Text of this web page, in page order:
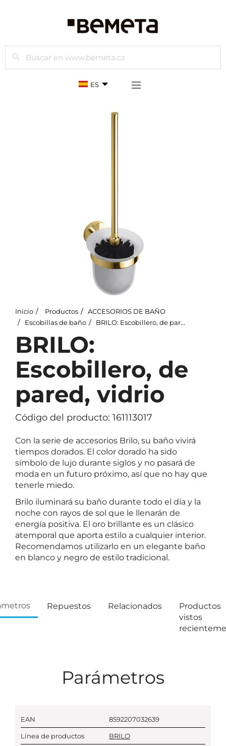
Buscar
ES
Inicio Productos
ACCESORIOS DE BAÑO
Escobillas de baño
BRILO: Escobillero, de pared, vidrio
BRILO:
Escobillero, de
pared, vidrio
Código del producto: 161113017
Con la serie de accesorios Brilo, su baño vivirá
tiempos dorados. El color dorado ha sido
símbolo de lujo durante siglos y no pasará de
moda en un futuro próximo, así que no hay que
tenerle miedo.
Brilo iluminará su baño durante todo el día y la
noche con rayos de sol que le llenarán de
energía positiva. El oro brillante es un clásico
atemporal que aporta estilo a cualquier interior.
Recomendamos utilizarlo en un elegante baño
en blanco y negro de estilo tradicional.
Repuestos Relacionados
Productos
vistos
Parámetros
EAN 8592207032639
Línea de productos BRILO